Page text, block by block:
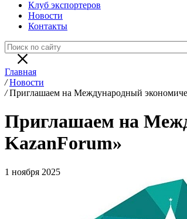
Клуб экспортеров
Новости
Контакты
Главная
/ Новости
/ Приглашаем на Международный
Приглашаем на
KazanForum»
1 ноября 2025